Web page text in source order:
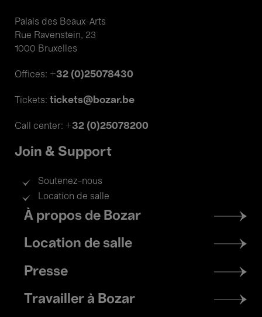
Palais des Beaux-Arts
Rue Ravenstein, 23
1000 Bruxelles
Offices: +32 (0)25078430
Tickets: tickets@bozar.be
Call center: +32 (0)25078200
Join & Support
Soutenez-nous
Location de salle
Footer
menu
À propos de Bozar
Location de salle
Presse
Travailler à Bozar